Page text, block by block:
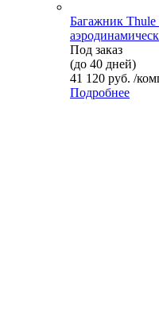
Багажник
Под заказ
(до 40 дней)
41 120 руб. /
Подробнее